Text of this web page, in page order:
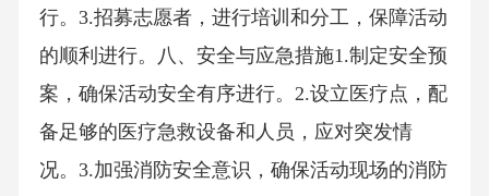
行。3.招募志愿者，进行培训和分工，保障活动
的顺利进行。八、安全与应急措施1.制定安全预
案，确保活动安全有序进行。2.设立医疗点，配
备足够的医疗急救设备和人员，应对突发情
况。3.加强消防安全意识，确保活动现场的消防